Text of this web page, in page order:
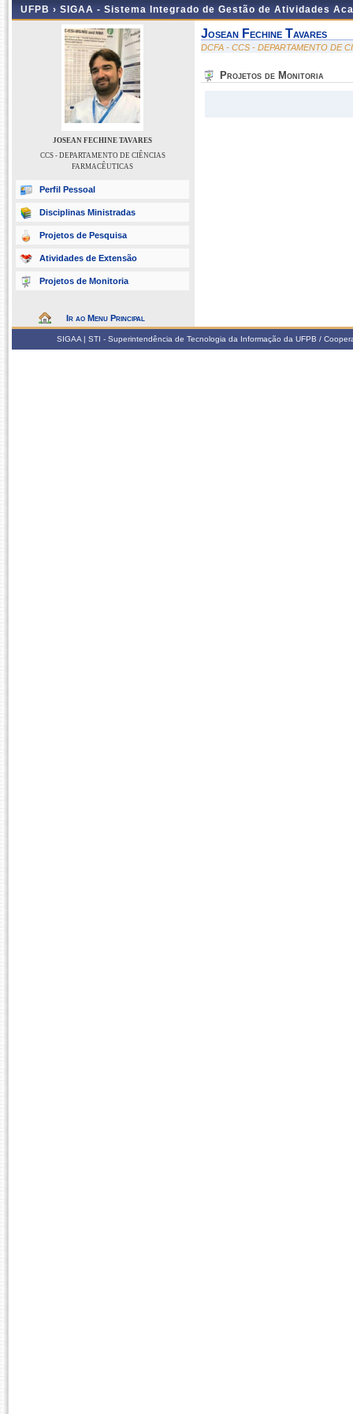
UFPB › SIGAA - Sistema Integrado de Gestão de Atividades
JOSEAN FECHINE TAVARES
CCS - DEPARTAMENTO DE CIÊNCIAS
FARMACÊUTICAS
Perfil Pessoal
Disciplinas Ministradas
Projetos de Pesquisa
Atividades de Extensão
Projetos de Monitoria
Ir ao Menu Principal
Josean Fechine Tavares
DCFA - CCS - DEPARTAMENTO DE
Projetos de Monitoria
SIGAA | STI - Superintendência de Tecnologia da Informação da UFPB /